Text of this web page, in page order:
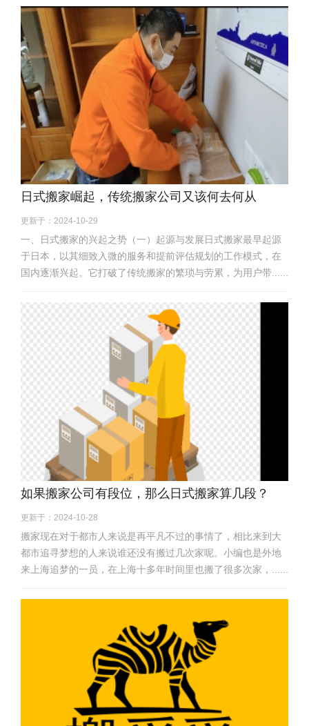
日式搬家崛起，传统搬家公司又该何去何从
更新于：2024-10-29
一、日式搬家的兴起之势（一）起源与发展日式搬家最早起源
于日本，以其细致入微的服务和提前评估规划的工作模式，在
国内逐渐兴起。它打破了传统搬家的繁琐与劳累，为用户带......
如果搬家公司有段位，那么日式搬家算几段？
更新于：2024-10-28
搬家现在对于都市人来说是再平凡不过的事情了，相比来到大
都市追寻梦想的人来说谁还没有搬过几次家呢。小编也是外地
来上海追梦的一员，在上海十多年时间里也搬了很多次家，......